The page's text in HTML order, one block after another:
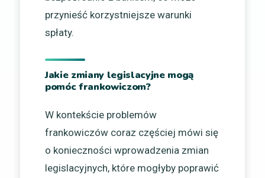
przynieść korzystniejsze warunki
spłaty.
Jakie zmiany legislacyjne mogą
pomóc frankowiczom?
W kontekście problemów
frankowiczów coraz częściej mówi się
o konieczności wprowadzenia zmian
legislacyjnych, które mogłyby poprawić